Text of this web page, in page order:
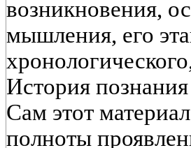
возникновения,
мышления, его
История
Сам этот
полноты